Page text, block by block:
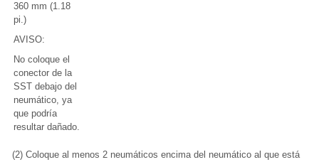
360 mm (1.18
pi.)
AVISO:
No coloque el
conector de la
SST debajo del
neumático, ya
que podría
resultar dañado.
(2) Coloque al menos 2 neumáticos encima del neumático al que está